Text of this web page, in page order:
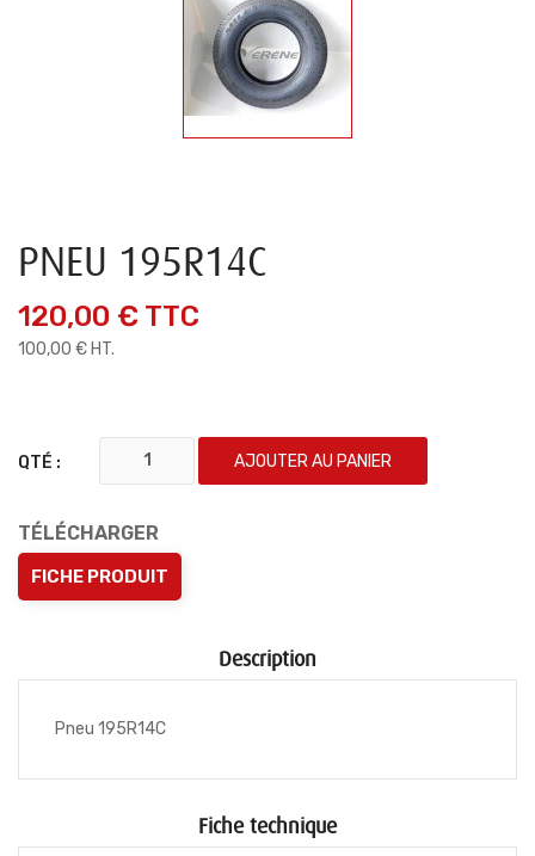
PNEU 195R14C
120,00 € TTC
100,00 € HT.
QTÉ : AJOUTER AU PANIER
TÉLÉCHARGER
FICHE PRODUIT
Description
Pneu 195R14C
Fiche technique